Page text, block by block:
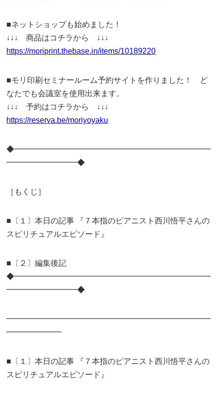
■ネットショップも始めました！
↓↓↓ 商品はコチラから ↓↓↓
https://moriprint.thebase.in/items/10189220
■モリ印刷セミナールーム予約サイトを作りました！ ど
なたでも会議室を使用出来ます。
↓↓↓ 予約はコチラから ↓↓↓
https://reserva.be/moriyoyaku
◆━━━━━━━━━━━━━━━━━━━━━━━━━
━━━━━━━━━◆
［もくじ］
■〔１〕本日の記事 『７本指のピアニスト西川悟平さんの
スピリチュアルエピソード』
■〔２〕編集後記
◆━━━━━━━━━━━━━━━━━━━━━━━━━
━━━━━━━━━◆
━━━━━━━━━━━━━━━━━━━━━━━━━━
━━━━━━━
■〔１〕本日の記事 『７本指のピアニスト西川悟平さんの
スピリチュアルエピソード』